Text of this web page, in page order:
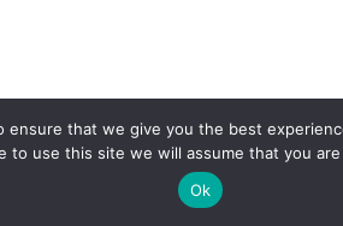
ensure that we give you the best
to use this site we will assume that you
Ok